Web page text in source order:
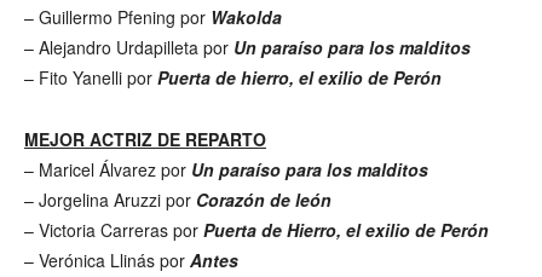
– Guillermo Pfening por Wakolda
– Alejandro Urdapilleta por Un paraíso para los malditos
– Fito Yanelli por Puerta de hierro, el exilio de Perón
MEJOR ACTRIZ DE REPARTO
– Maricel Álvarez por Un paraíso para los malditos
– Jorgelina Aruzzi por Corazón de león
– Victoria Carreras por Puerta de Hierro, el exilio de Perón
– Verónica Llinás por Antes